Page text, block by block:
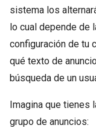
sistema los
lo cual depende de
configuración de tu
qué texto de
búsqueda de un
Imagina que tienes
grupo de anuncios: